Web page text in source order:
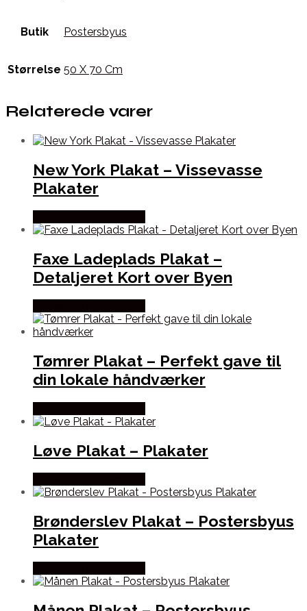
Butik Postersbyus
Størrelse 50 X 70 Cm
Relaterede varer
New York Plakat – Vissevasse
Plakater
Faxe Ladeplads Plakat –
Detaljeret Kort over Byen
Tømrer Plakat – Perfekt gave til
din lokale håndværker
Løve Plakat – Plakater
Brønderslev Plakat – Postersbyus
Plakater